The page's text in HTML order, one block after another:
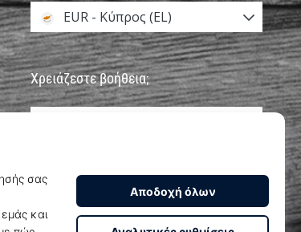
EUR - Κύπρος (EL)
Χρειάζεστε βοήθεια;